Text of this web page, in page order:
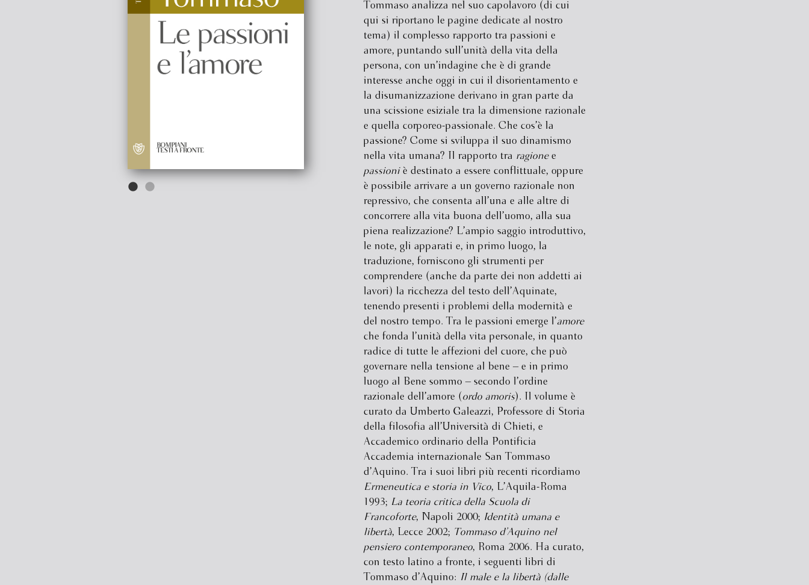
Tommaso analizza nel suo capolavoro (di cui
qui si riportano le pagine dedicate al nostro
tema) il complesso rapporto tra passioni e
amore, puntando sull’unità della vita della
persona, con un’indagine che è di grande
interesse anche oggi in cui il disorientamento e
la disumanizzazione derivano in gran parte da
una scissione esiziale tra la dimensione razionale
e quella corporeo-passionale. Che cos’è la
passione? Come si sviluppa il suo dinamismo
nella vita umana? Il rapporto tra ragionee
passioniè destinato a essere conflittuale, oppure
è possibile arrivare a un governo razionale non
repressivo, che consenta all’una e alle altre di
concorrere alla vita buona dell’uomo, alla sua
piena realizzazione? L’ampio saggio introduttivo,
le note, gli apparati e, in primo luogo, la
traduzione, forniscono gli strumenti per
comprendere (anche da parte dei non addetti ai
lavori) la ricchezza del testo dell’Aquinate,
tenendo presenti i problemi della modernità e
del nostro tempo. Tra le passioni emerge l’amore
che fonda l’unità della vita personale, in quanto
radice di tutte le affezioni del cuore, che può
governare nella tensione al bene – e in primo
luogo al Bene sommo – secondo l’ordine
razionale dell’amore ( ordo amoris). Il volume è
curato da Umberto Galeazzi, Professore di Storia
della filosofia all’Università di Chieti, e
Accademico ordinario della Pontificia
Accademia internazionale San Tommaso
d’Aquino. Tra i suoi libri più recenti ricordiamo
Ermeneutica e storia in Vico, L’Aquila-Roma
1993; La teoria critica della Scuola di
Francoforte, Napoli 2000; Identità umana e
libertà, Lecce 2002; Tommaso d’Aquino nel
pensiero contemporaneo, Roma 2006. Ha curato,
con testo latino a fronte, i seguenti libri di
Tommaso d’Aquino: Il male e la libertà (dalle